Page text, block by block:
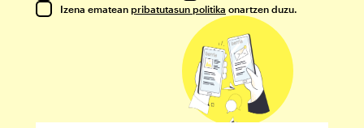
Izena ematean pribatutasun politika onartzen duzu.